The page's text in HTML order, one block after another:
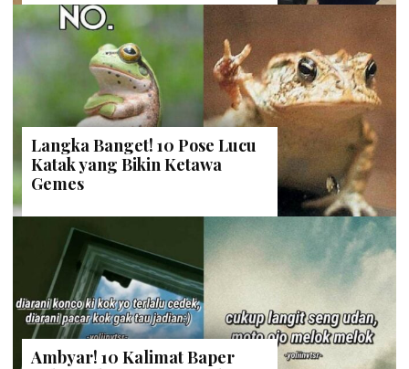
Langka Banget! 10 Pose Lucu
Katak yang Bikin Ketawa
Gemes
Ambyar! 10 Kalimat Baper